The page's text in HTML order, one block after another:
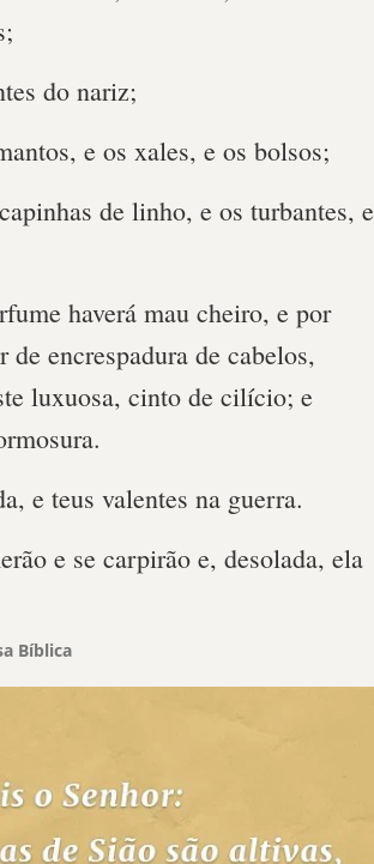
do nariz;
e os xales, e os bolsos;
de linho, e os turbantes, e
haverá mau cheiro, e por
encrespadura de cabelos,
luxuosa, cinto de cilício; e
e teus valentes na guerra.
e se carpirão e, desolada, ela
Bíblica